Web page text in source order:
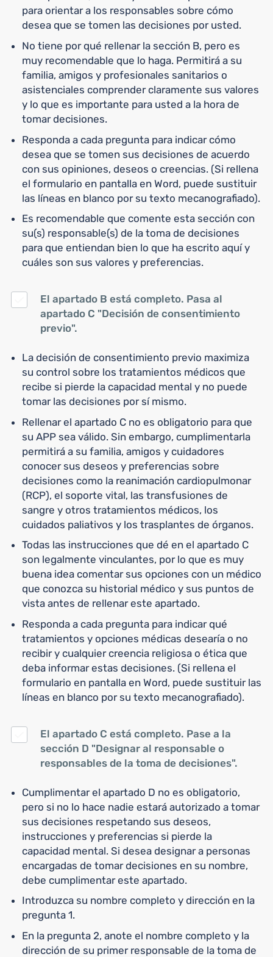
para orientar a los responsables sobre cómo
desea que se tomen las decisiones por usted.
No tiene por qué rellenar la sección B, pero es
muy recomendable que lo haga. Permitirá a su
familia, amigos y profesionales sanitarios o
asistenciales comprender claramente sus valores
y lo que es importante para usted a la hora de
tomar decisiones.
Responda a cada pregunta para indicar cómo
desea que se tomen sus decisiones de acuerdo
con sus opiniones, deseos o creencias. (Si rellena
el formulario en pantalla en Word, puede sustituir
las líneas en blanco por su texto mecanografiado).
Es recomendable que comente esta sección con
su(s) responsable(s) de la toma de decisiones
para que entiendan bien lo que ha escrito aquí y
cuáles son sus valores y preferencias.
El apartado B está completo. Pasa al
apartado C "Decisión de consentimiento
previo".
La decisión de consentimiento previo maximiza
su control sobre los tratamientos médicos que
recibe si pierde la capacidad mental y no puede
tomar las decisiones por sí mismo.
Rellenar el apartado C no es obligatorio para que
su APP sea válido. Sin embargo, cumplimentarla
permitirá a su familia, amigos y cuidadores
conocer sus deseos y preferencias sobre
decisiones como la reanimación cardiopulmonar
(RCP), el soporte vital, las transfusiones de
sangre y otros tratamientos médicos, los
cuidados paliativos y los trasplantes de órganos.
Todas las instrucciones que dé en el apartado C
son legalmente vinculantes, por lo que es muy
buena idea comentar sus opciones con un médico
que conozca su historial médico y sus puntos de
vista antes de rellenar este apartado.
Responda a cada pregunta para indicar qué
tratamientos y opciones médicas desearía o no
recibir y cualquier creencia religiosa o ética que
deba informar estas decisiones. (Si rellena el
formulario en pantalla en Word, puede sustituir las
líneas en blanco por su texto mecanografiado).
El apartado C está completo. Pase a la
sección D "Designar al responsable o
responsables de la toma de decisiones".
Cumplimentar el apartado D no es obligatorio,
pero si no lo hace nadie estará autorizado a tomar
sus decisiones respetando sus deseos,
instrucciones y preferencias si pierde la
capacidad mental. Si desea designar a personas
encargadas de tomar decisiones en su nombre,
debe cumplimentar este apartado.
Introduzca su nombre completo y dirección en la
pregunta 1.
En la pregunta 2, anote el nombre completo y la
dirección de su primer responsable de la toma de